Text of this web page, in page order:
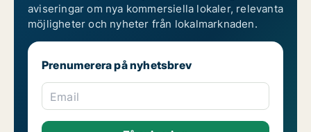
aviseringar om nya kommersiella lokaler, relevanta
möjligheter och nyheter från lokalmarknaden.
Prenumerera på nyhetsbrev
Email